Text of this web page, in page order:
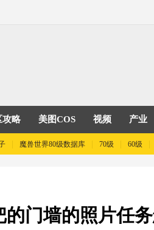
攻略 美图COS 视频 产业
魔兽世界80级数据库 70级 60级
门墙的照片任